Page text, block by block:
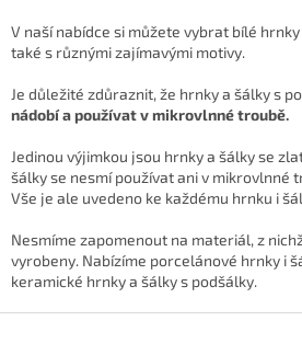
u
V naší nabídce si můžete vybrat bílé
také s různými zajímavými motivy.
Je důležité zdůraznit, že hrnky a šálky s
nádobí a používat v mikrovlnné troubě.
Jedinou výjimkou jsou hrnky a šálky se
šálky se nesmí používat ani v mikrovlnné
Vše je ale uvedeno ke každému hrnku i
Nesmíme zapomenout na materiál, z
vyrobeny. Nabízíme porcelánové hrnky i
keramické hrnky a šálky s podšálky.